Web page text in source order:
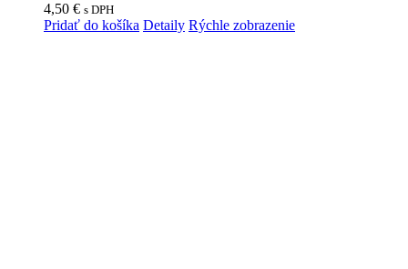
4,50 € s DPH
Pridať do košíka Detaily Rýchle zobrazenie